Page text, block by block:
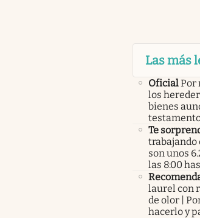
Las más
OficialPor
los
bienes
Te
trabajando
son unos
las 8:00
laurel con
de olor |
hacerlo y